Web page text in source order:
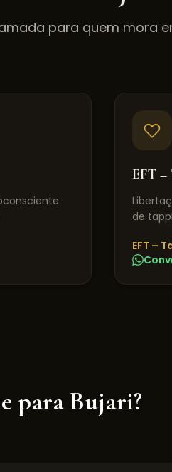
para quem mora
EFT –
de
EFT –
para Bujari?